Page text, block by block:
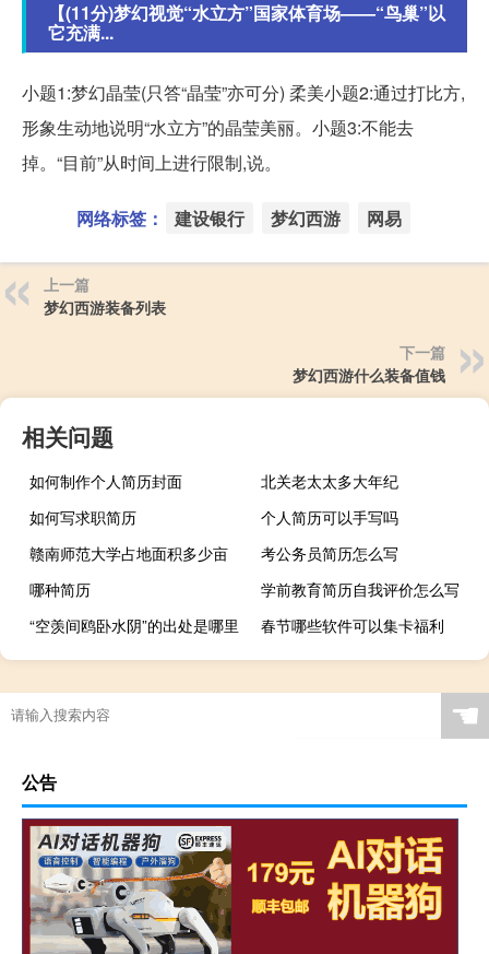
【(11分)梦幻视觉“水立方”国家体育场——“鸟巢”以
它充满...
小题1:梦幻晶莹(只答“晶莹”亦可分) 柔美小题2:通过打比方,
形象生动地说明“水立方”的晶莹美丽。小题3:不能去
掉。“目前”从时间上进行限制,说。
网络标签： 建设银行 梦幻西游 网易
上一篇
梦幻西游装备列表
下一篇
梦幻西游什么装备值钱
相关问题
如何制作个人简历封面
北关老太太多大年纪
如何写求职简历
个人简历可以手写吗
赣南师范大学占地面积多少亩
考公务员简历怎么写
哪种简历
学前教育简历自我评价怎么写
“空羡间鸥卧水阴”的出处是哪里
春节哪些软件可以集卡福利
☚
公告